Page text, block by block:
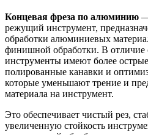
Концевая фреза по алюминию
режущий инструмент,
обработки алюминиевых
финишной обработки. В отличие
инструменты имеют более
полированные канавки и
которые уменьшают трение и
материала на инструмент.
Это обеспечивает чистый рез,
увеличенную стойкость